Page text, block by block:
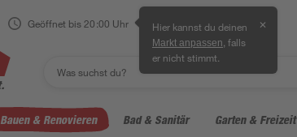
Geöffnet bis 20:00 Uhr Hier kannst du deinen
Markt anpassen , falls
er nicht stimmt.
✕
Bauen & Renovieren Bad & Sanitär Garten & Freizeit